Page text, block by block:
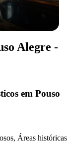
Alegre -
em Pouso
Áreas históricas